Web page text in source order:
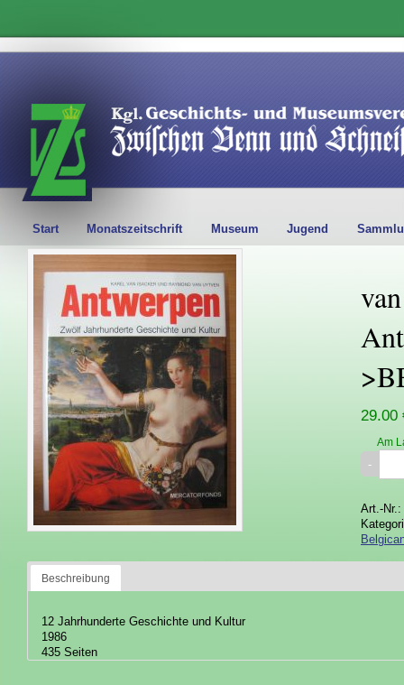
Start Monatszeitschrift Museum Jugend
29.00
Am
Art.-Nr.:
Beschreibung
12 Jahrhunderte Geschichte und Kultur
1986
435 Seiten